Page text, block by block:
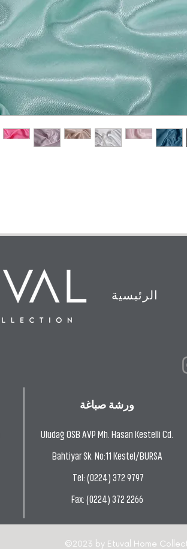
الرئيسية
ورشة صباغة
Uludağ OSB AVP Mh. Hasan Kestelli Cd.
Bahtiyar Sk. No:11 Kestel/BURSA
Tel: (0224) 372 9797
Fax: (0224) 372 2266
©2023 by Etuval Home